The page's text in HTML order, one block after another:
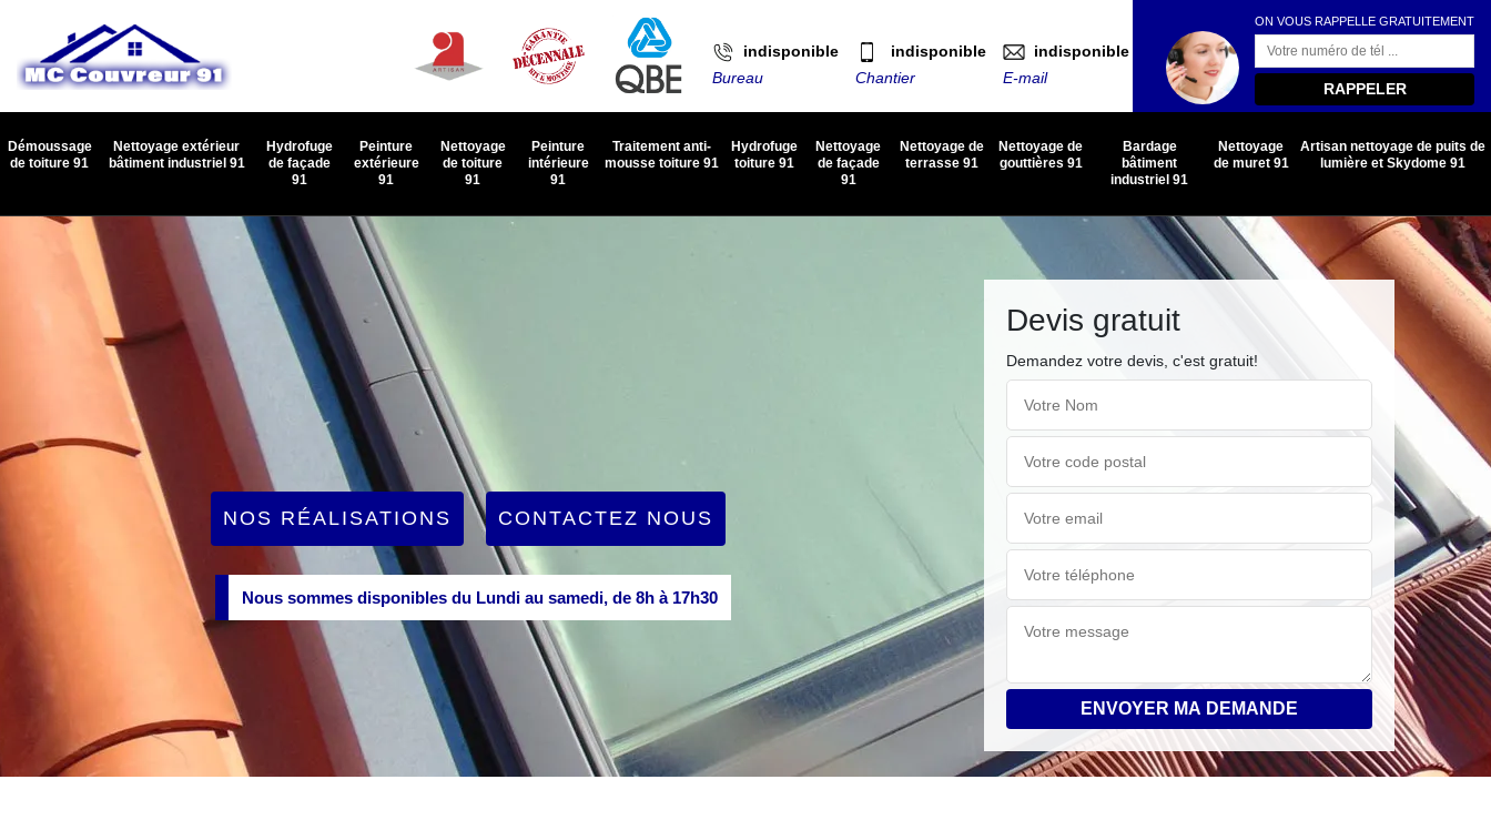
indisponible
Bureau
indisponible
Chantier
indisponible
E-mail
ON VOUS RAPPELLE GRATUITEMENT
Démoussage
de toiture 91
Nettoyage extérieur
bâtiment industriel 91
Hydrofuge
de façade
91
Peinture
extérieure
91
Nettoyage
de toiture
91
Peinture
intérieure
91
Traitement anti-
mousse toiture 91
Hydrofuge
toiture 91
Nettoyage
de façade
91
Nettoyage de
terrasse 91
Nettoyage de
gouttières 91
Bardage
bâtiment
industriel 91
Nettoyage
de muret 91
Artisan nettoyage de puits de
lumière et Skydome 91
NOS RÉALISATIONS CONTACTEZ NOUS
Nous sommes disponibles du Lundi au samedi, de 8h à 17h30
Devis gratuit
Demandez votre devis, c'est gratuit!